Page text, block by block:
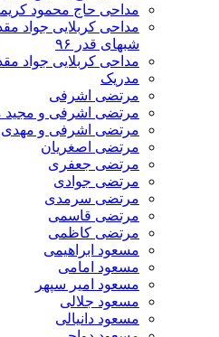
مداحی حاج محمود
مداحی کربلایی جواد
شبهای قدر ۹۶
مداحی کربلایی جواد
مدریک
مرتضی اشرفی
مرتضی اشرفی و
مرتضی اشرفی و
مرتضی اصغریان
مرتضی جعفری
مرتضی جوادی
مرتضی سرمدی
مرتضی قاسمی
مرتضی کاظمی
مسعود ابراهیمی
مسعود امامی
مسعود امیر سپهر
مسعود جلالی
مسعود دانیالی